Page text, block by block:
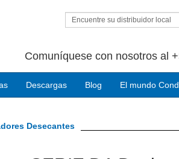
Encuentre su distribuidor local
Comuníquese con nosotros al
Descargas Blog El mundo
Desecantes